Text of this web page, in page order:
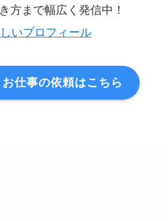
方まで幅広く発信中！
いプロフィール
仕事の依頼はこちら